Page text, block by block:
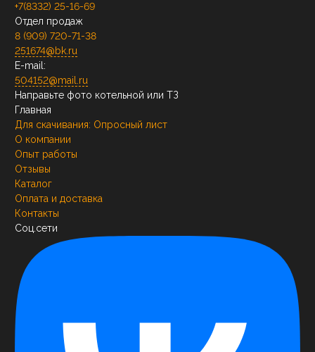
+7(8332) 25-16-69
Отдел продаж
8 (909) 720-71-38
251674@bk.ru
E-mail:
504152@mail.ru
Направьте фото котельной или ТЗ
Главная
Для скачивания: Опросный лист
О компании
Опыт работы
Отзывы
Каталог
Оплата и доставка
Контакты
Соц.сети